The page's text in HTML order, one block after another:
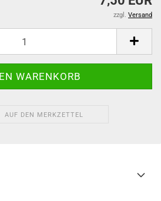
zzgl. Versand
AUF DEN MERKZETTEL